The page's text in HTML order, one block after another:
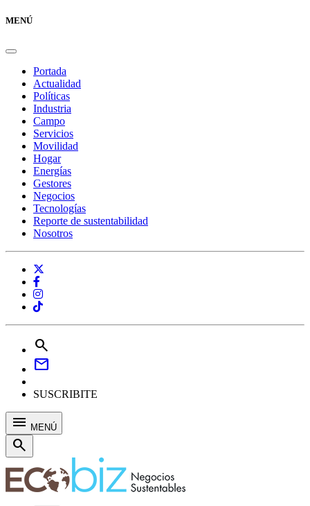
MENÚ
Portada
Actualidad
Políticas
Industria
Campo
Servicios
Movilidad
Hogar
Energías
Gestores
Negocios
Tecnologías
Reporte de sustentabilidad
Nosotros
search
mail
SUSCRIBITE
menu MENÚ
search